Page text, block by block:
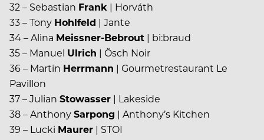
32 – Sebastian Frank | Horváth
33 – Tony Hohlfeld | Jante
34 – Alina Meissner-Bebrout | bi:braud
35 – Manuel Ulrich | Ösch Noir
36 – Martin Herrmann | Gourmetrestaurant Le
Pavillon
37 – Julian Stowasser | Lakeside
38 – AnthonySarpong | Anthony’s Kitchen
39 – Lucki Maurer | STOI